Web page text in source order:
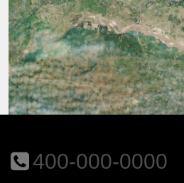
400-000-0000